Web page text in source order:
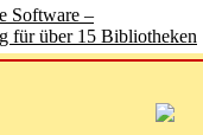
Software –
für über 15 Bibliotheken
KI-Texte